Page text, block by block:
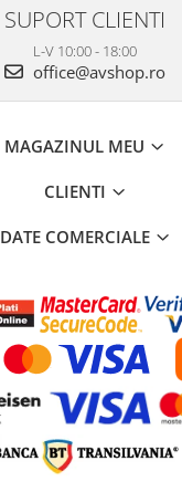
SUPORT CLIENTI
L-V 10:00 - 18:00
office@avshop.ro
MAGAZINUL MEU
CLIENTI
DATE COMERCIALE